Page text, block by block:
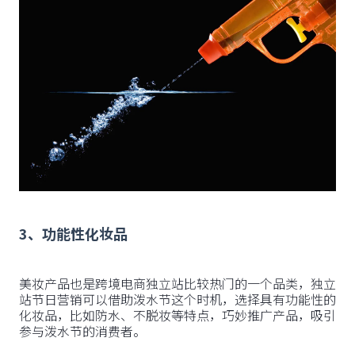
3、功能性化妆品
美妆产品也是跨境电商独立站比较热门的一个品类，独立
站节日营销可以借助泼水节这个时机，选择具有功能性的
化妆品，比如防水、不脱妆等特点，巧妙推广产品，吸引
参与泼水节的消费者。